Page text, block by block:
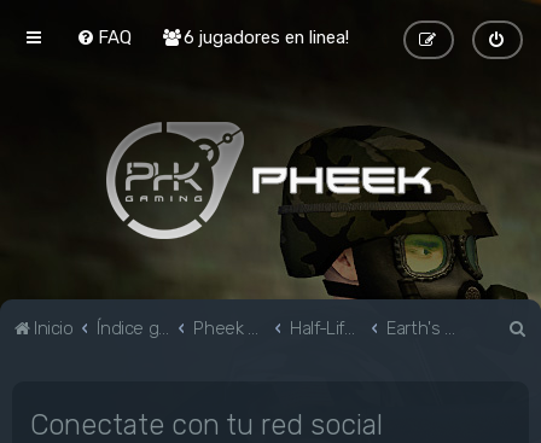
FAQ 6 jugadores en linea!
Inicio Índice general Pheek Gaming Half-Life & Mods Earth's Special Forces
Conectate con tu red social